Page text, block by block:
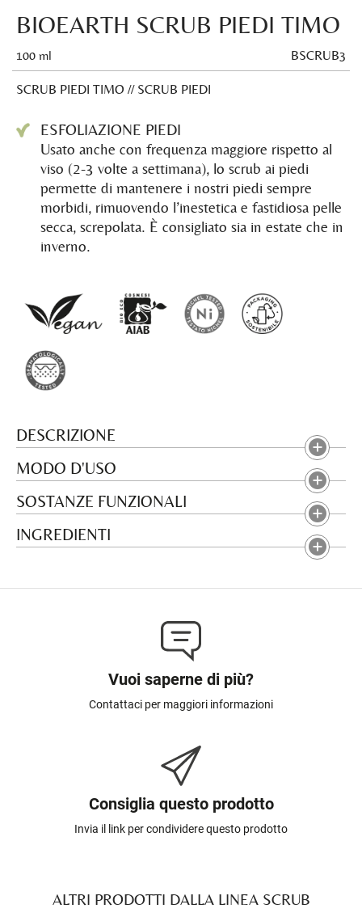
BIOEARTH SCRUB PIEDI TIMO
100 ml BSCRUB3
SCRUB PIEDI TIMO // SCRUB PIEDI
ESFOLIAZIONE PIEDI
Usato anche con frequenza maggiore rispetto al
viso (2-3 volte a settimana), lo scrub ai piedi
permette di mantenere i nostri piedi sempre
morbidi, rimuovendo l’inestetica e fastidiosa pelle
secca, screpolata. È consigliato sia in estate che in
inverno.
DESCRIZIONE
MODO D'USO
SOSTANZE FUNZIONALI
INGREDIENTI
Vuoi saperne di più?
Contattaci per maggiori informazioni
Consiglia questo prodotto
Invia il link per condividere questo prodotto
ALTRI PRODOTTI DALLA LINEA SCRUB